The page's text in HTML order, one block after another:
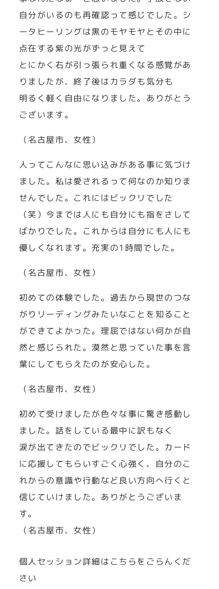
自分がいるのも再確認って感じでした。シ
ータヒーリングは黒のモヤモヤとその中に
点在する紫の光がずっと見えて
とにかく右が引っ張られ重くなる感覚があ
りましたが、終了後はカラダも気分も
明るく軽く自由になりました。ありがとう
ございます。
（名古屋市、女性）
人ってこんなに思い込みがある事に気づけ
ました。私は愛されるって何なのか知りま
せんでした。これにはビックリでした
（笑）今までは人にも自分にも指をさして
ばかりでした。これからは自分にも人にも
優しくなれます。充実の1時間でした。
（名古屋市、女性）
初めての体験でした。過去から現世のつな
がりリーディングみたいなことを知ること
ができてよかった。理屈ではない何かが自
然と感じられた。漠然と思っていた事を言
葉にしてもらえたのが安心した。
（名古屋市、女性）
初めて受けましたが色々な事に驚き感動し
ました。話をしている最中に訳もなく
涙が出てきたのでビックリでした。カード
に応援してもらいすごく心強く、自分のこ
れからの意識や行動など良い方向へ行くと
信じていけました。ありがとうございま
す。
（名古屋市、女性）
個人セッション詳細はこちらをごらんくだ
さい